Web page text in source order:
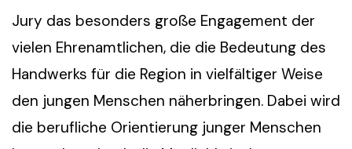
Jury das besonders große Engagement der
vielen Ehrenamtlichen, die die Bedeutung des
Handwerks für die Region in vielfältiger Weise
den jungen Menschen näherbringen. Dabei wird
die berufliche Orientierung junger Menschen